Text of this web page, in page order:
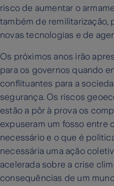
risco de aumentar o
também de remilitarização,
novas tecnologias e de
Os próximos anos irão
para os governos quando
conflituantes para a
segurança. Os riscos
estão a pôr à prova os
expuseram um fosso entre
necessário e o que é
necessária uma ação
acelerada sobre a crise
consequências de um